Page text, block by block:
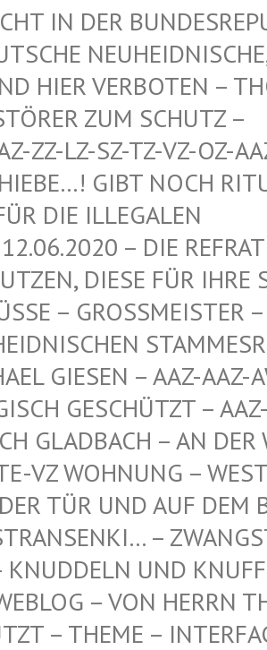
IN DER
NEUHEIDNISCHE,
HIER VERBOTEN –
ZUM SCHUTZ – W
LZ-SZ-TZ-VZ-OZ-AAZ-
GIBT NOCH
DIE ILLEGALEN MI
– DIE
DIESE FÜR IHRE
GROSSMEISTER – ALTHE
STAMMESRECHT
– AAZ-AAZ-AWZ-
– AAZ-CZ-
– AN DER
– WESTLICHE
UND AUF DEM
–
KNUDDELN UND
– VON HERRN
– THEME –